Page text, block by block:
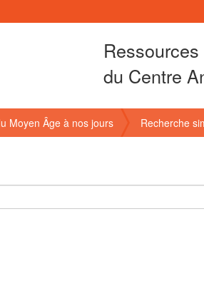
du Centre
Moyen Âge à nos jours Recherche